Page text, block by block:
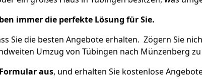
immer die perfekte Lösung für Sie.
Sie die besten Angebote erhalten. Zögern Sie
Umzug von Tübingen nach Münzenberg
aus, und erhalten Sie kostenlose